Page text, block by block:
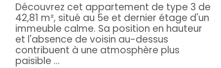
Découvrez cet appartement de type 3 de
42,81 m², situé au 5e et dernier étage d'un
immeuble calme. Sa position en hauteur
et l'absence de voisin au-dessus
contribuent à une atmosphère plus
paisible ...